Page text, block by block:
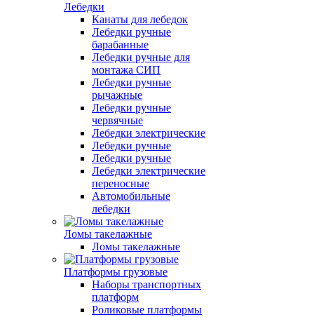
Лебедки
Канаты для лебедок
Лебедки ручные
барабанные
Лебедки ручные для
монтажа СИП
Лебедки ручные
рычажные
Лебедки ручные
червячные
Лебедки электрические
Лебедки ручные
Лебедки ручные
Лебедки электрические
переносные
Автомобильные
лебедки
Ломы такелажные
Ломы такелажные
Платформы грузовые
Наборы транспортных
платформ
Роликовые платформы